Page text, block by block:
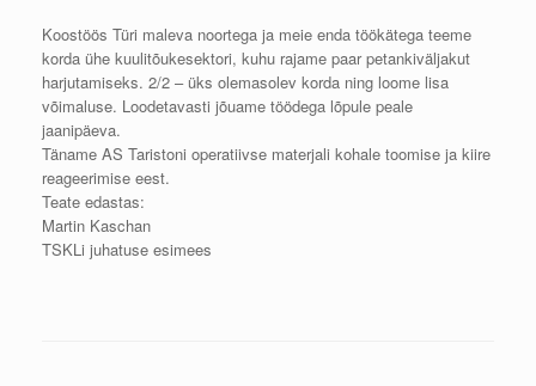
Koostöös Türi maleva noortega ja meie enda töökätega teeme
korda ühe kuulitõukesektori, kuhu rajame paar petankiväljakut
harjutamiseks. 2/2 – üks olemasolev korda ning loome lisa
võimaluse. Loodetavasti jõuame töödega lõpule peale
jaanipäeva.
Täname AS Taristoni operatiivse materjali kohale toomise ja kiire
reageerimise eest.
Teate edastas:
Martin Kaschan
TSKLi juhatuse esimees